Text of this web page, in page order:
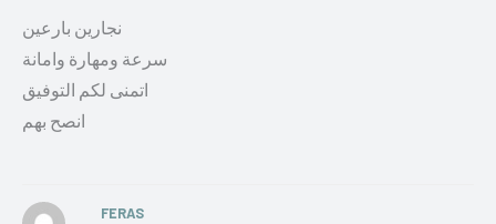
نجارين بارعين
سرعة ومهارة وامانة
اتمنى لكم التوفيق
انصح بهم
FERAS